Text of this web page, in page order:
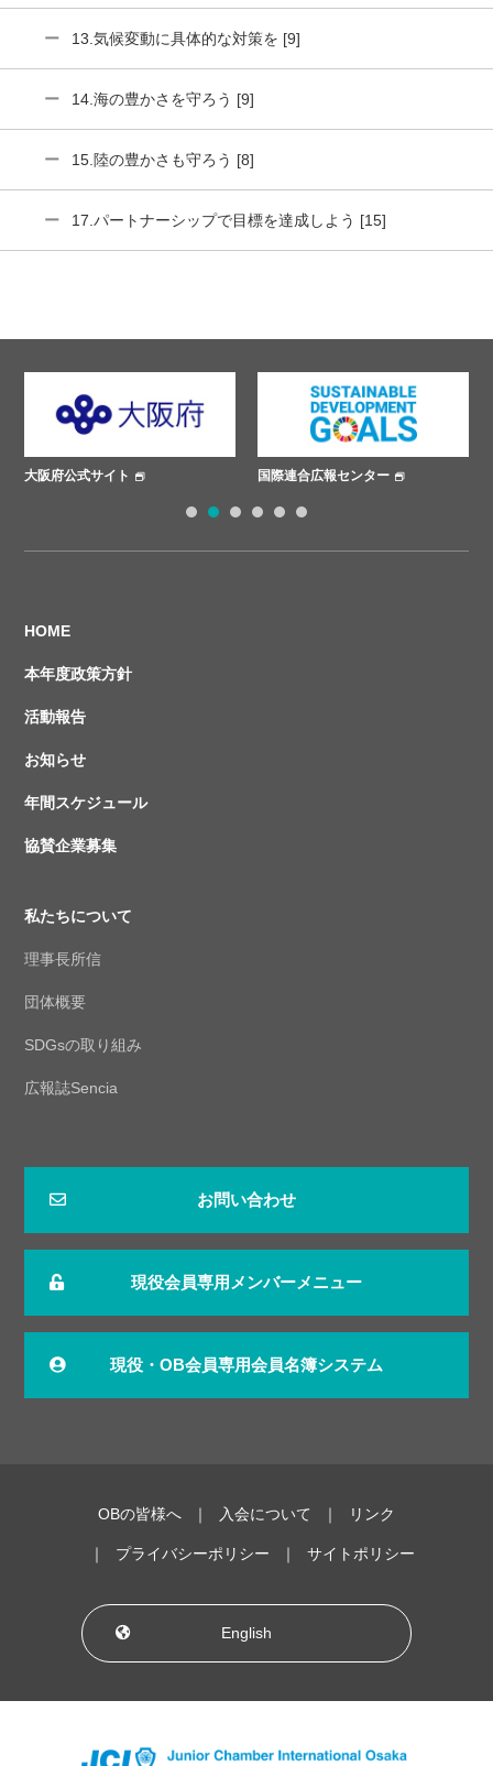
13.気候変動に具体的な対策を [9]
14.海の豊かさを守ろう [9]
15.陸の豊かさも守ろう [8]
17.パートナーシップで目標を達成しよう [15]
国際連合広報センター ささえあいプロジェ
HOME
本年度政策方針
活動報告
お知らせ
年間スケジュール
協賛企業募集
私たちについて
理事長所信
団体概要
SDGsの取り組み
広報誌Sencia
お問い合わせ
現役会員専用メンバーメニュー
現役・OB会員専用会員名簿システム
OBの皆様へ 入会について リンク
プライバシーポリシー サイトポリシー
English